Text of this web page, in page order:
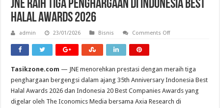
JNE Raih Tiga Penghargaan di Indonesia Best
Halal Awards 2026
admin 23/01/2026 Bisnis Comments Offon
Indonesia
Best
Halal
Awards
Tasikzone.com — JNE menorehkan prestasi dengan meraih tiga
penghargaan bergengsi dalam ajang 35th Anniversary Indonesia Best
Halal Awards 2026 dan Indonesia 20 Best Companies Awards yang
digelar oleh The Iconomics Media bersama Axia Research di